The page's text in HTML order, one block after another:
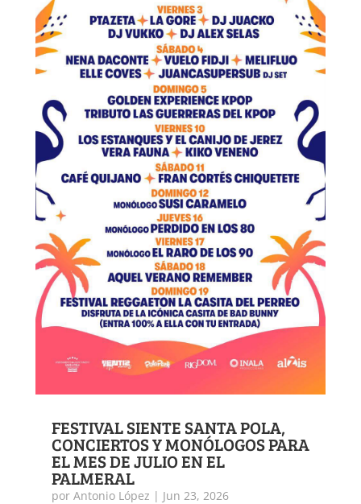
FESTIVAL SIENTE SANTA POLA,
CONCIERTOS Y MONÓLOGOS PARA
EL MES DE JULIO EN EL
PALMERAL
por Antonio López | Jun 23, 2026